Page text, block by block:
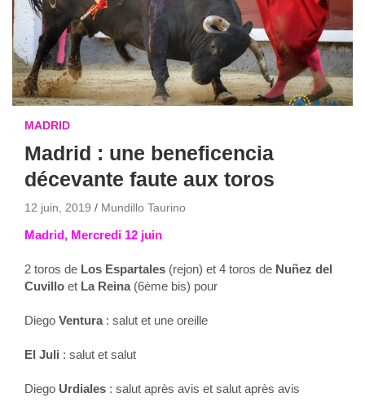
MADRID
Madrid : une beneficencia
décevante faute aux toros
12 juin, 2019 Mundillo Taurino
Madrid, Mercredi 12 juin
2 toros de Los Espartales (rejon) et 4 toros de Nuñez del
Cuvillo et La Reina(6ème bis) pour
Diego Ventura: salut et une oreille
El Juli : salut et salut
Diego Urdiales : salut après avis et salut après avis